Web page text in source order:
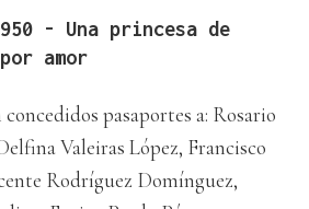
- Una princesa de
amor
pasaportes a: Rosario
Valeiras López, Francisco
Rodríguez Domínguez,